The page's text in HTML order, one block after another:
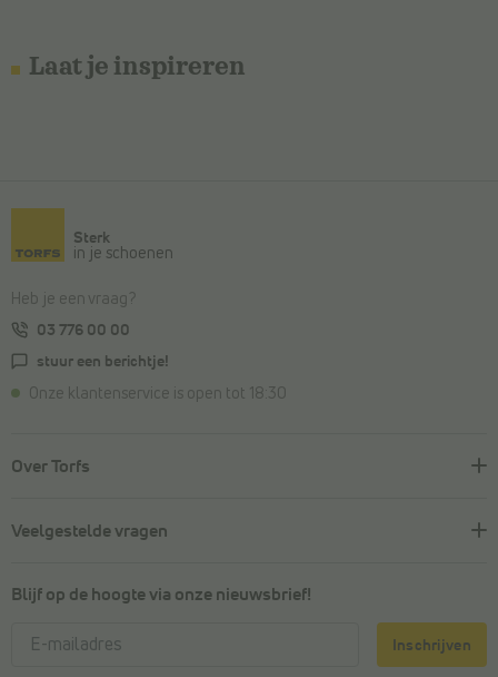
Laat je inspireren
Sterk
in je schoenen
Heb je een vraag?
03 776 00 00
stuur een berichtje!
Onze klantenservice is open tot 18:30
Over Torfs
Veelgestelde vragen
Blijf op de hoogte via onze nieuwsbrief!
Inschrijven